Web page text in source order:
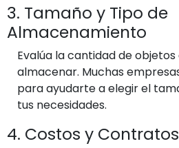
3. Tamaño y Tipo de
Almacenamiento
Evalúa la cantidad de
almacenar. Muchas
para ayudarte a elegir el
tus necesidades.
4. Costos y Contratos